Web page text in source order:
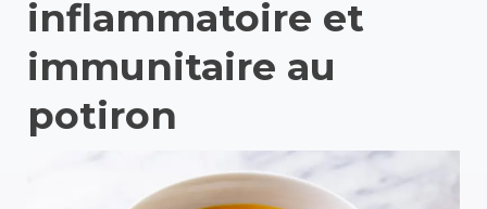
inflammatoire et
immunitaire au
potiron